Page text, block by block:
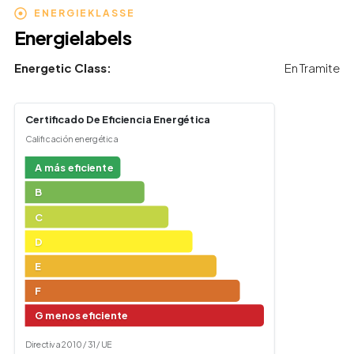
ENERGIEKLASSE
Energielabels
Energetic Class: En Tramite
Certificado De Eficiencia Energética
Calificación energética
A más eficiente
B
C
D
E
F
G menos eficiente
Directiva 2010 / 31 / UE